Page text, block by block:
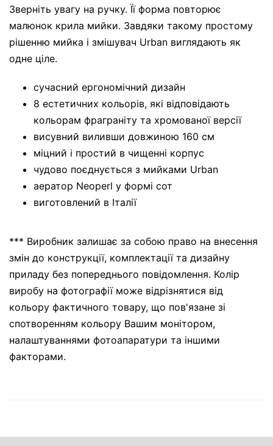
Зверніть увагу на ручку. Її форма повторює
малюнок крила мийки. Завдяки такому простому
рішенню мийка і змішувач Urban виглядають як
одне ціле.
сучасний ергономічний дизайн
8 естетичних кольорів, які відповідають
кольорам фраграніту та хромованої версії
висувний виливши довжиною 160 см
міцний і простий в чищенні корпус
чудово поєднується з мийками Urban
аератор Neoperl у формі сот
виготовлений в Італії
*** Виробник залишає за собою право на внесення
змін до конструкції, комплектації та дизайну
приладу без попереднього повідомлення. Колір
виробу на фотографії може відрізнятися від
кольору фактичного товару, що пов'язане зі
спотворенням кольору Вашим монітором,
налаштуваннями фотоапаратури та іншими
факторами.